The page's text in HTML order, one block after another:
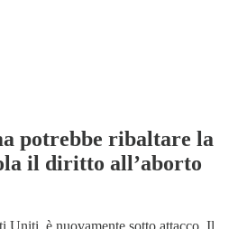
potrebbe ribaltare la
il diritto all’aborto
Uniti, è nuovamente sotto attacco. Il